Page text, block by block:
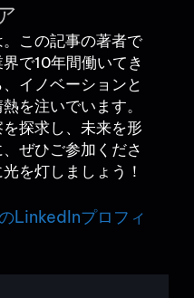
この記事の著者で
で10年間働いてき
イノベーションと
を注いでいます。
探求し、未来を形
ぜひご参加くださ
を灯しましょう！
LinkedInプロフィ